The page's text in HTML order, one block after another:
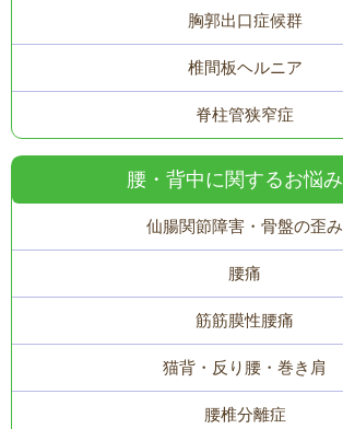
胸郭出口症候群
椎間板ヘルニア
脊柱管狭窄症
腰・背中に関するお悩み
仙腸関節障害・骨盤の歪み
腰痛
筋筋膜性腰痛
猫背・反り腰・巻き肩
腰椎分離症